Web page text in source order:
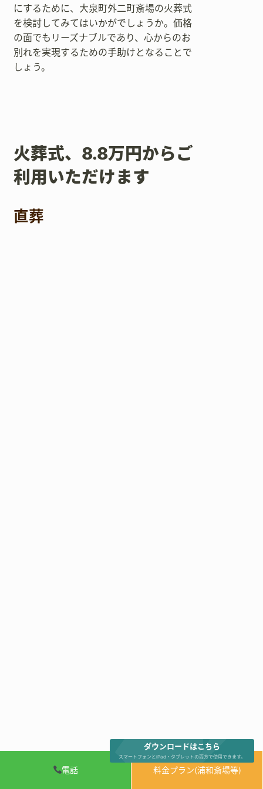
電話 料金プラン(浦和斎場等)
にするために、大泉町外二町斎場の火葬式
を検討してみてはいかがでしょうか。価格
の面でもリーズナブルであり、心からのお
別れを実現するための手助けとなることで
しょう。
火葬式、8.8万円からご
利用いただけます
直葬
ダウンロードはこちら
スマートフォンとiPad・タブレットの両方で使用できます。